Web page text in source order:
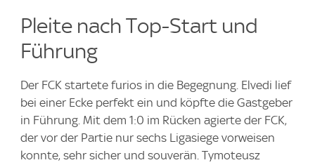
Pleite nach Top-Start und
Führung
Der FCK startete furios in die Begegnung. Elvedi lief
bei einer Ecke perfekt ein und köpfte die Gastgeber
in Führung. Mit dem 1:0 im Rücken agierte der FCK,
der vor der Partie nur sechs Ligasiege vorweisen
konnte, sehr sicher und souverän. Tymoteusz